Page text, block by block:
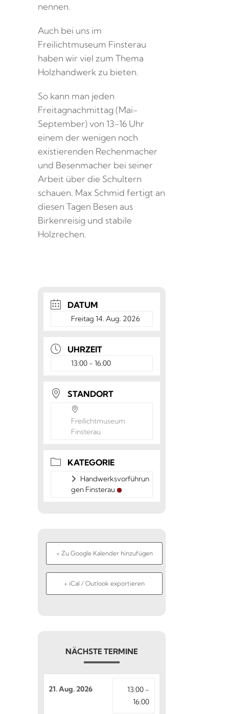
nennen.
Auch bei uns im
Freilichtmuseum Finsterau
haben wir viel zum Thema
Holzhandwerk zu bieten.
So kann man jeden
Freitagnachmittag (Mai-
September) von 13-16 Uhr
einem der wenigen noch
existierenden Rechenmacher
und Besenmacher bei seiner
Arbeit über die Schultern
schauen. Max Schmid fertigt an
diesen Tagen Besen aus
Birkenreisig und stabile
Holzrechen.
DATUM
Freitag 14. Aug. 2026
UHRZEIT
13:00 - 16:00
STANDORT
Freilichtmuseum
Finsterau
KATEGORIE
Handwerksvorführun
gen Finsterau
+ Zu Google Kalender hinzufügen
+ iCal / Outlook exportieren
NÄCHSTE TERMINE
21. Aug. 2026
13:00 -
16:00